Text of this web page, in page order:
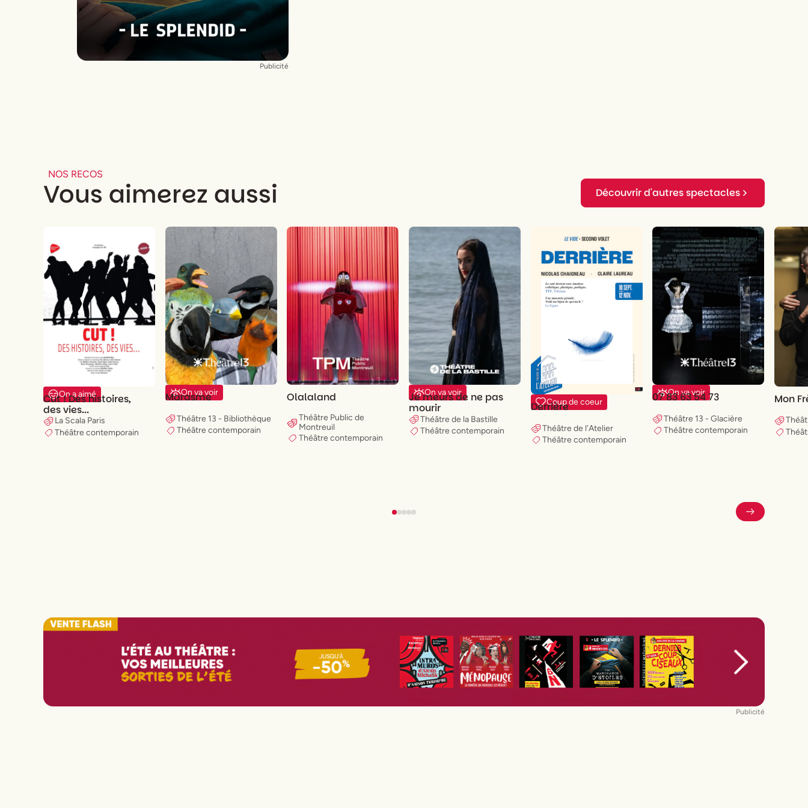
Regard extérieurFrançois Gremaudet
Adrien Barazzone
Traitement d’imagesAnouk Schneider
Projections graphiques et illustrations
Publicité
NOS RECOS
Vous aimerez aussi Découvrir d'autres spectacles
On a aimé
Cut ! Des histoires,
des vies...
La Scala Paris
Théâtre contemporain
On va voir
Marasme
Théâtre 13 - Bibliothèque
Théâtre contemporain
Olalaland
Théâtre Public de
Montreuil
Théâtre contemporain
On va voir
Je meurs de ne pas
mourir
Théâtre de la Bastille
Théâtre contemporain
Coup de coeur
Derrière
Théâtre de l'Atelier
Théâtre contemporain
On va voir
07 83 63 54 73
Théâtre 13 - Glacière
Théâtre contemporain
Mon
Publicité